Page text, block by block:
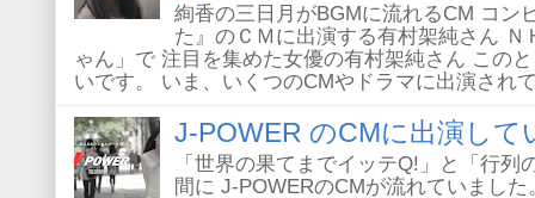
絢香の三日月がBGMに流れるCM コン
た』のＣＭに出演する有村架純さん
ゃん」で 注目を集めた女優の有村架純さん この
いです。 いま、いくつのCMやドラマに出演され
J-POWER のCMに出演して
「世界の果てまでイッテQ!」と「行
間に J-POWERのCMが流れていまし